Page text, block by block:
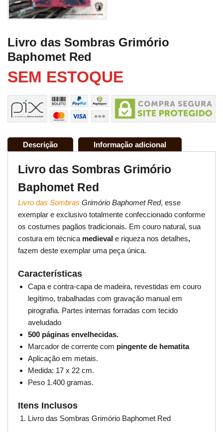
Livro das Sombras Grimório
Baphomet Red
SEM ESTOQUE
Descrição Informação adicional
Livro das Sombras Grimório
Baphomet Red
Livro das Sombras Grimório Baphomet Red, esse
exemplar e exclusivo totalmente confeccionado conforme
os costumes pagãos tradicionais. Em couro natural, sua
costura em técnica medieval e riqueza nos detalhes,
fazem deste exemplar uma peça única.
Características
Capa e contra-capa de madeira, revestidas em couro
legítimo, trabalhadas com gravação manual em
pirografia. Partes internas forradas com tecido
aveludado
500 páginas envelhecidas.
Marcador de corrente com pingente de hematita
Aplicação em metais.
Medida: 17 x 22 cm.
Peso 1.400 gramas.
Itens Inclusos
Livro das Sombras Grimório Baphomet Red